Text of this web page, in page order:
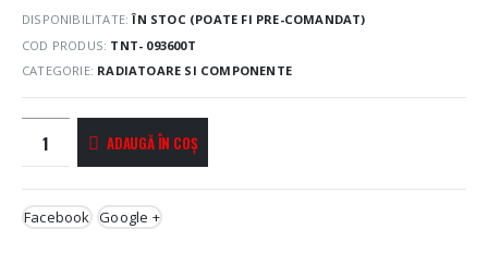
DISPONIBILITATE:ÎN STOC (POATE FI PRE-COMANDAT)
COD PRODUS: TNT- 093600T
CATEGORIE: RADIATOARE SI COMPONENTE
ADAUGĂ ÎN COȘ
Facebook Google +